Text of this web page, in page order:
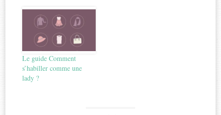
Le guide Comment
s’habiller comme une
lady ?